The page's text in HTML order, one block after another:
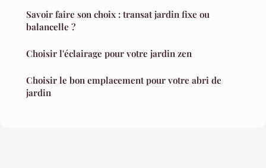
Savoir faire son choix : transat jardin fixe ou
balancelle ?
Choisir l'éclairage pour votre jardin zen
Choisir le bon emplacement pour votre abri de
jardin